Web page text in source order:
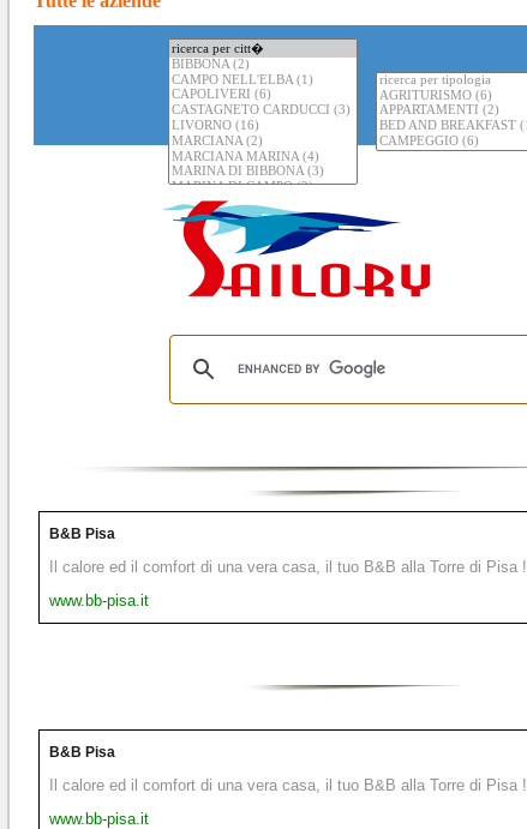
B&B Pisa
Il calore ed il comfort di una vera casa, il tuo B&B alla Torre di Pisa !
www.bb-pisa.it
B&B Pisa
Il calore ed il comfort di una vera casa, il tuo B&B alla Torre di Pisa !
www.bb-pisa.it